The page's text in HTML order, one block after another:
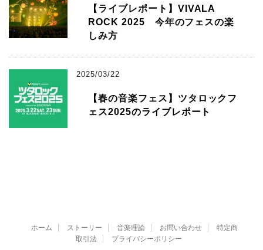
【ライブレポート】VIVALA
ROCK 2025 今年のフェスの楽
しみ方
2025/03/22
【春の音楽フェス】ツタロックフ
ェス2025のライブレポート
ホーム ストーリー 音楽理論 お問い合わせ
特定商
取引法
プライバシーポリシー